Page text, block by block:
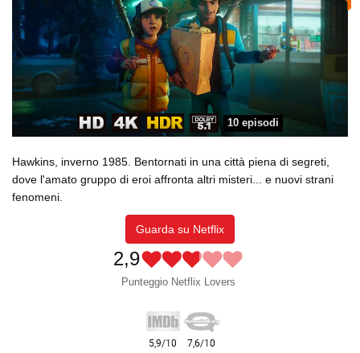
10 episodi
Hawkins, inverno 1985. Bentornati in una città piena di segreti,
dove l'amato gruppo di eroi affronta altri misteri... e nuovi strani
fenomeni.
Guarda su Netflix
2,9
Punteggio Netflix Lovers